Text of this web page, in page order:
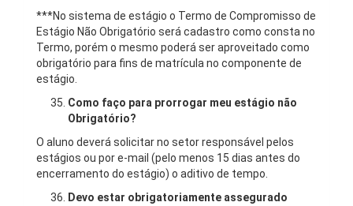
***No sistema de estágio o Termo de Compromisso de
Estágio Não Obrigatório será cadastro como consta no
Termo, porém o mesmo poderá ser aproveitado como
obrigatório para fins de matrícula no componente de
estágio.
Como faço para prorrogar meu estágio não
Obrigatório?
O aluno deverá solicitar no setor responsável pelos
estágios ou por e-mail (pelo menos 15 dias antes do
encerramento do estágio) o aditivo de tempo.
Devo estar obrigatoriamente assegurado